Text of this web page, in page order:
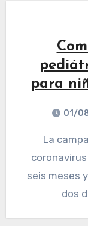
para
01/
La campaña de inmunización contra el
seis meses
dos